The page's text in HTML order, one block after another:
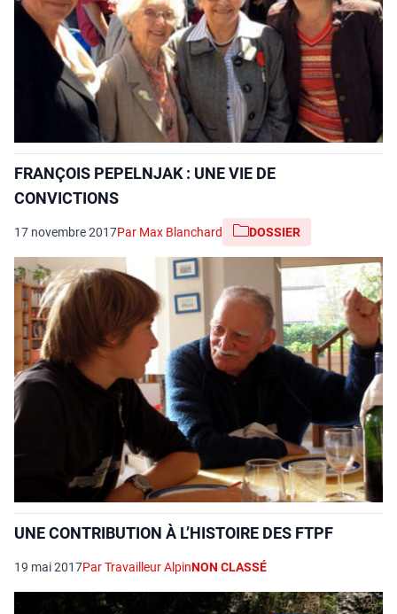
FRANÇOIS PEPELNJAK : UNE VIE DE
CONVICTIONS
17 novembre 2017Par Max Blanchard DOSSIER
UNE CONTRIBUTION À L’HISTOIRE DES FTPF
19 mai 2017Par Travailleur AlpinNON CLASSÉ